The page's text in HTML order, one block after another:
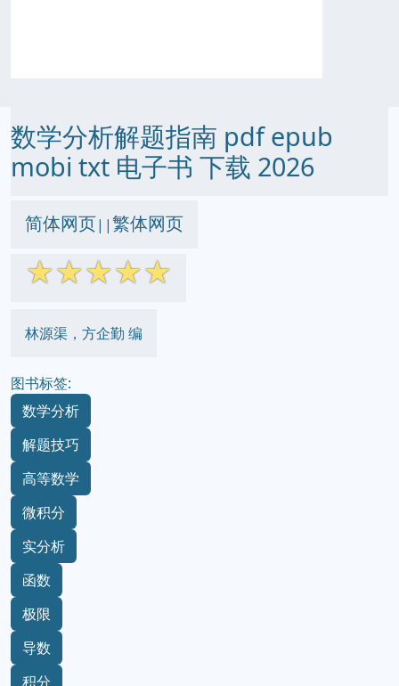
数学分析解题指南 pdf epub
mobi txt 电子书 下载 2026
简体网页||繁体网页
☆☆☆☆☆
林源渠，方企勤 编
图书标签:
数学分析
解题技巧
高等数学
微积分
实分析
函数
极限
导数
积分